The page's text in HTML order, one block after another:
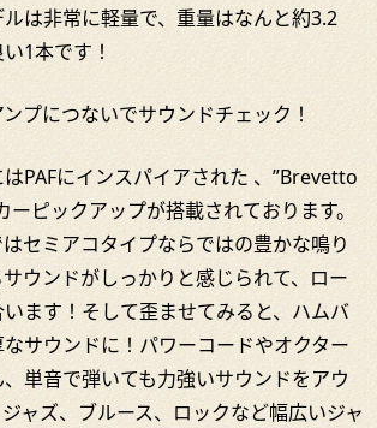
は非常に軽量で、重量はなんと約3.2
1本です！
プにつないでサウンドチェック！
PAFにインスパイアされた 、”Brevetto
ーピックアップが搭載されております。
セミアコタイプならではの豊かな鳴り
ウンドがしっかりと感じられて、ロー
ます！そして歪ませてみると、ハムバ
サウンドに！パワーコードやオクター
単音で弾いても力強いサウンドをアウ
ャズ、ブルース、ロックなど幅広いジャ